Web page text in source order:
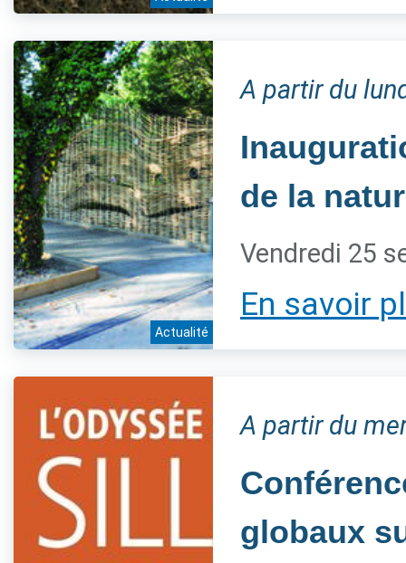
Actualité
A partir du
de la
Vendredi 25
En savoir
A partir du
globaux